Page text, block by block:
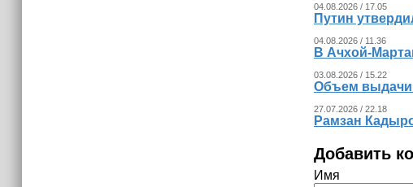
04.08.2026 / 17.05
Путин
04.08.2026 / 11.36
В Ачхой-
03.08.2026 / 15.22
Объем выдачи
27.07.2026 / 22.18
Рамзан
Добавить
Имя